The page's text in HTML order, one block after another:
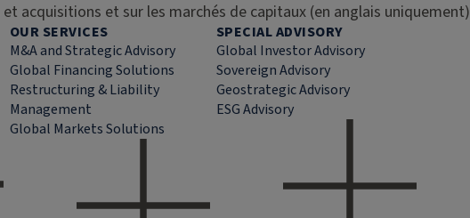
acquisitions et sur les marchés de capitaux (en anglais uniquement)
OUR SERVICES
M&A and Strategic Advisory
Global Financing Solutions
Restructuring & Liability
Management
Global Markets Solutions
SPECIAL ADVISORY
Global Investor Advisory
Sovereign Advisory
Geostrategic Advisory
ESG Advisory